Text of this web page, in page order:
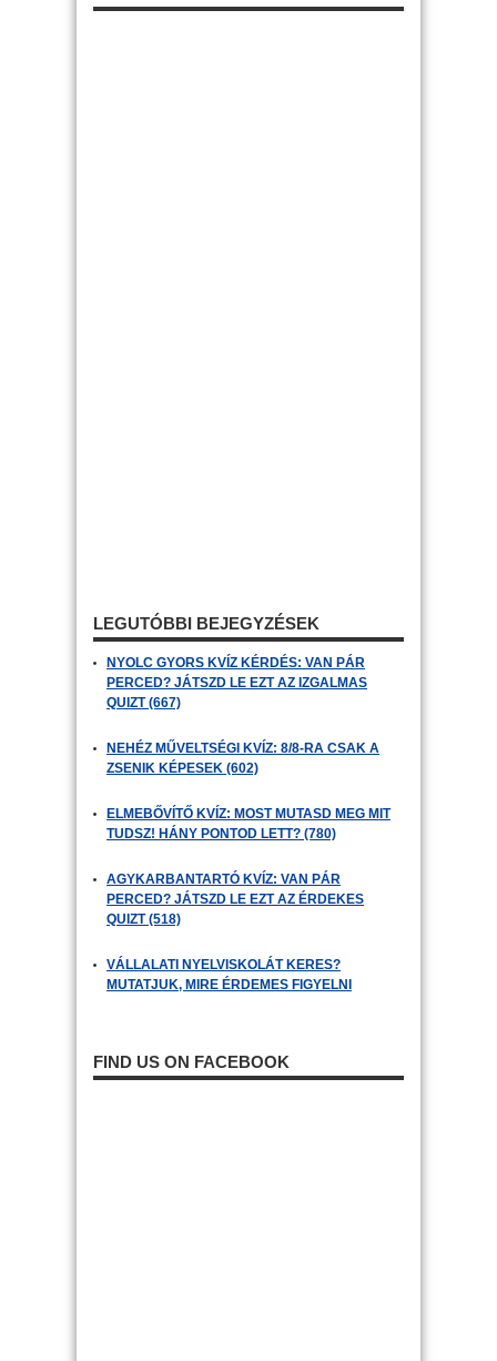
LEGUTÓBBI BEJEGYZÉSEK
NYOLC GYORS KVÍZ KÉRDÉS: VAN PÁR
PERCED? JÁTSZD LE EZT AZ IZGALMAS
QUIZT (667)
NEHÉZ MŰVELTSÉGI KVÍZ: 8/8-RA CSAK A
ZSENIK KÉPESEK (602)
ELMEBŐVÍTŐ KVÍZ: MOST MUTASD MEG MIT
TUDSZ! HÁNY PONTOD LETT? (780)
AGYKARBANTARTÓ KVÍZ: VAN PÁR
PERCED? JÁTSZD LE EZT AZ ÉRDEKES
QUIZT (518)
VÁLLALATI NYELVISKOLÁT KERES?
MUTATJUK, MIRE ÉRDEMES FIGYELNI
FIND US ON FACEBOOK